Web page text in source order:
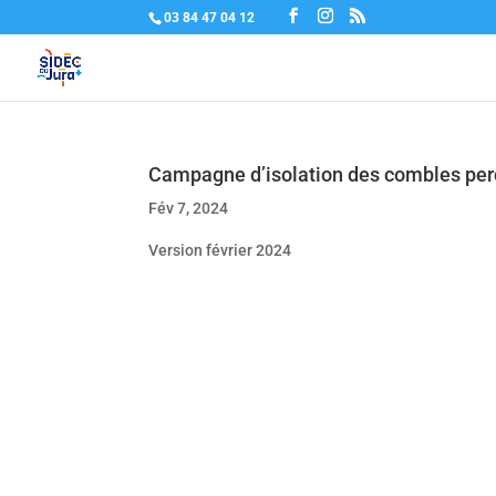
03 84 47 04 12
Campagne d’isolation des combles
Fév 7, 2024
Version février 2024